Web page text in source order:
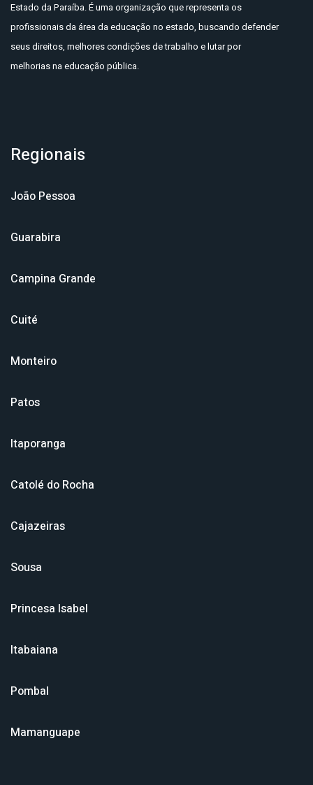
Estado da Paraíba. É uma organização que representa os
profissionais da área da educação no estado, buscando defender
seus direitos, melhores condições de trabalho e lutar por
melhorias na educação pública.
Regionais
João Pessoa
Guarabira
Campina Grande
Cuité
Monteiro
Patos
Itaporanga
Catolé do Rocha
Cajazeiras
Sousa
Princesa Isabel
Itabaiana
Pombal
Mamanguape